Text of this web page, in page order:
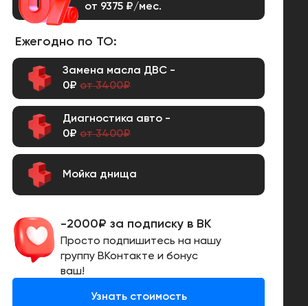
-2000₽ за подписку в ВК
Просто подпишитесь на нашу
группу ВКонтакте и бонус
ваш!
Ежегодно по ТО:
Узнать стоимость
Мойка днища
Диагностика авто -
0₽ от 3400₽
от 9375 ₽/мес.
Замена масла ДВС -
0₽ от 3400₽